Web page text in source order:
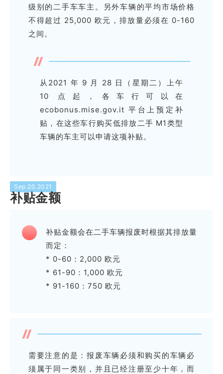
级别的二手车车主。另外车辆的平均市场价格
不得超过 25,000 欧元，排放量必须在 0-160
之间。
从2021 年 9 月 28 日（星期二）上午
10 点起，各车行可以在
ecobonus.mise.gov.it 平台上预定补
贴，在这些车行购买低排放二手 M1类型
车辆的车主可以申请这项补贴。
Sep.20.2021
补贴金额
补贴金额会在二手车辆报废时根据其排放量
而定：
* 0-60：2,000 欧元
* 61-90：1,000 欧元
* 91-160：750 欧元
需要注意的是：报废车辆必须和购买的车辆必
须属于同一类别，并且已经注册至少十年，而